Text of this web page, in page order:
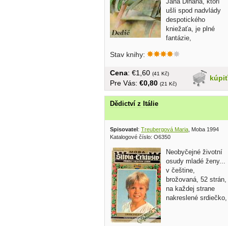
ušli spod nadvlády
despotického
kniežaťa, je plné
fantázie,
Stav knihy:
kúpiť
Cena: €1,60 (41 Kč)
Pre Vás: €0,80 (21 Kč)
Dědictví z Itálie
Spisovatel : Treubergová Maria , Moba 1994
Katalogové číslo: O6350
Neobyčejné životní
osudy mladé ženy...
v češtine,
brožovaná, 52 strán,
na každej strane
nakreslené srdiečko,